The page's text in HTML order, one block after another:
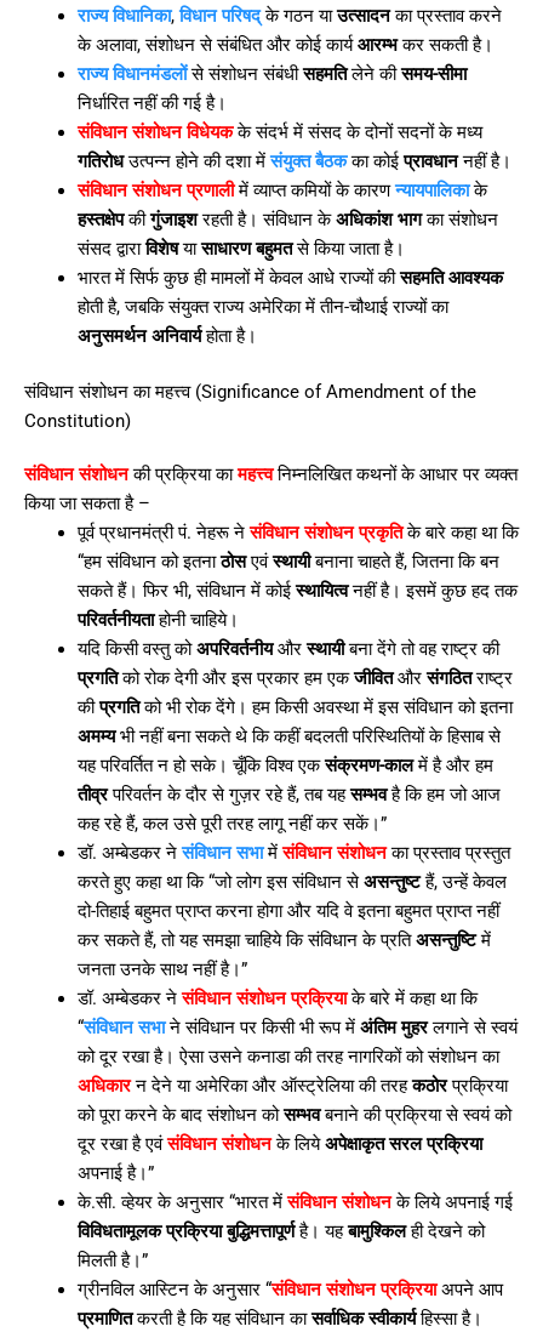
राज्य विधानिका,विधान परिषद्के गठन याउत्सादनका प्रस्ताव करने
के अलावा, संशोधन से संबंधित और कोई कार्यआरम्भकर सकती है।
राज्य विधानमंडलोंसे संशोधन संबंधीसहमतिलेने कीसमय-सीमा
निर्धारित नहीं की गई है।
संविधान संशोधन विधेयकके संदर्भ में संसद के दोनों सदनों के मध्य
गतिरोधउत्पन्न होने की दशा मेंसंयुक्त बैठकका कोईप्रावधाननहीं है।
संविधान संशोधन प्रणालीमें व्याप्त कमियों के कारणन्यायपालिकाके
हस्तक्षेपकीगुंजाइशरहती है। संविधान केअधिकांश भागका संशोधन
संसद द्वाराविशेषयासाधारण बहुमतसे किया जाता है।
भारत में सिर्फ कुछ ही मामलों में केवल आधे राज्यों कीसहमति आवश्यक
होती है, जबकि संयुक्त राज्य अमेरिका में तीन-चौथाई राज्यों का
अनुसमर्थन अनिवार्यहोता है।
संविधान संशोधन का महत्त्व (Significance of Amendment of the
Constitution)
संविधान संशोधनकी प्रक्रिया कामहत्त्वनिम्नलिखित कथनों के आधार पर व्यक्त
किया जा सकता है –
पूर्व प्रधानमंत्री पं. नेहरू नेसंविधान संशोधन प्रकृतिके बारे कहा था कि
“हम संविधान को इतनाठोसएवंस्थायीबनाना चाहते हैं, जितना कि बन
सकते हैं। फिर भी, संविधान में कोईस्थायित्वनहीं है। इसमें कुछ हद तक
परिवर्तनीयताहोनी चाहिये।
यदि किसी वस्तु कोअपरिवर्तनीयऔरस्थायीबना देंगे तो वह राष्ट्र की
प्रगतिको रोक देगी और इस प्रकार हम एकजीवितऔरसंगठितराष्ट्र
कीप्रगतिको भी रोक देंगे। हम किसी अवस्था में इस संविधान को इतना
अमम्यभी नहीं बना सकते थे कि कहीं बदलती परिस्थितियों के हिसाब से
यह परिवर्तित न हो सके। चूँकि विश्व एकसंक्रमण-कालमें है और हम
तीव्रपरिवर्तन के दौर से गुज़र रहे हैं, तब यहसम्भवहै कि हम जो आज
कह रहे हैं, कल उसे पूरी तरह लागू नहीं कर सकें।”
डॉ. अम्बेडकर नेसंविधान सभामेंसंविधान संशोधनका प्रस्ताव प्रस्तुत
करते हुए कहा था कि “जो लोग इस संविधान सेअसन्तुष्टहैं, उन्हें केवल
दो-तिहाई बहुमत प्राप्त करना होगा और यदि वे इतना बहुमत प्राप्त नहीं
कर सकते हैं, तो यह समझा चाहिये कि संविधान के प्रतिअसन्तुष्टिमें
जनता उनके साथ नहीं है।”
डॉ. अम्बेडकर नेसंविधान संशोधन प्रक्रियाके बारे में कहा था कि
“संविधान सभाने संविधान पर किसी भी रूप में अंतिम मुहरलगाने से स्वयं
को दूर रखा है। ऐसा उसने कनाडा की तरह नागरिकों को संशोधन का
अधिकारन देने या अमेरिका और ऑस्ट्रेलिया की तरहकठोरप्रक्रिया
को पूरा करने के बाद संशोधन कोसम्भवबनाने की प्रक्रिया से स्वयं को
दूर रखा है एवंसंविधान संशोधनके लियेअपेक्षाकृत सरल प्रक्रिया
अपनाई है।”
के.सी. व्हेयर के अनुसार “भारत मेंसंविधान संशोधनके लिये अपनाई गई
विविधतामूलक प्रक्रिया बुद्धिमत्तापूर्णहै। यहबामुश्किलही देखने को
मिलती है।”
ग्रीनविल आस्टिन के अनुसार “संविधान संशोधन प्रक्रियाअपने आप
प्रमाणितकरती है कि यह संविधान कासर्वाधिक स्वीकार्यहिस्सा है।